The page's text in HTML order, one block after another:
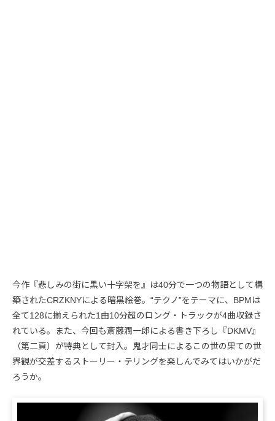
今作『悲しみの街に黒い十字架を』は40分で一つの物語として構
築されたCRZKNYによる暗黒絵巻。“テクノ”をテーマに、BPMは
全て128に揃えられた1曲10分超のロング・トラックが4曲収録さ
れている。また、今回も斎藤潤一郎による書き下ろし『DKMV』
（第二頁）が特典として封入。鬼才同士によるこの世の果ての世
界観が交差するストーリー・テリングを楽しんでみてはいかがだ
ろうか。